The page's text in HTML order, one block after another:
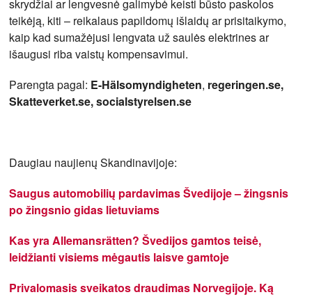
skrydžiai ar lengvesnė galimybė keisti būsto paskolos
teikėją, kiti – reikalaus papildomų išlaidų ar prisitaikymo,
kaip kad sumažėjusi lengvata už saulės elektrines ar
išaugusi riba vaistų kompensavimui.
Parengta pagal: E-Hälsomyndigheten, regeringen.se,
Skatteverket.se, socialstyrelsen.se
Daugiau naujienų Skandinavijoje:
Saugus automobilių pardavimas Švedijoje – žingsnis
po žingsnio gidas lietuviams
Kas yra Allemansrätten? Švedijos gamtos teisė,
leidžianti visiems mėgautis laisve gamtoje
Privalomasis sveikatos draudimas Norvegijoje. Ką